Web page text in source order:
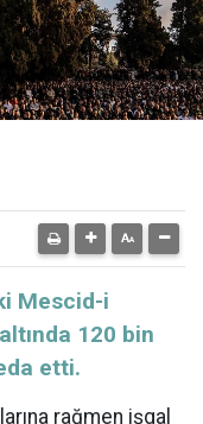
Mescid-i
120 bin
etti.
rağmen işgal